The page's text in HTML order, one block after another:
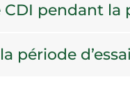
pendant la
période